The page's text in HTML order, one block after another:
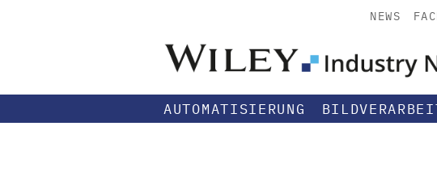
NEWS
AUTOMATISIERUNG